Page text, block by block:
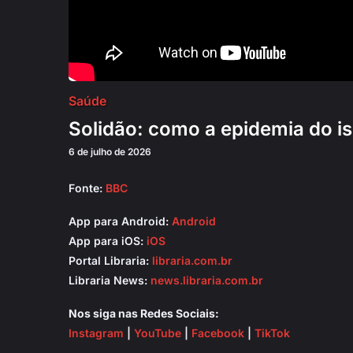
Saúde
Solidão: como a epidemia do
6 de julho de 2026
Fonte: BBC
App para Android: Android
App para iOS: iOS
Portal Libraria: libraria.com.br
Libraria News: news.libraria.com.br
Nos siga nas Redes Sociais:
Instagram
YouTube Facebook TikTok